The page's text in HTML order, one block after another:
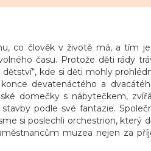
co člověk v životě má, a tím
času. Protože děti rády
kde si děti mohly
devatenáctého a
domečky s nábytečkem,
podle své fantazie.
si poslechli orchestrion, který
muzea nejen za